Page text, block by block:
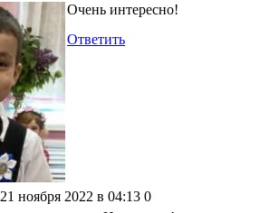
Очень интересно!
Ответить
21 ноября 2022 в 04:13 0